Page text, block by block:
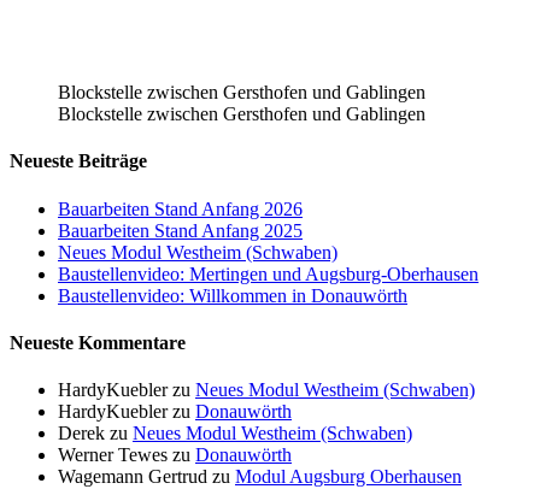
Blockstelle zwischen Gersthofen und Gablingen
Blockstelle zwischen Gersthofen und Gablingen
Neueste Beiträge
Bauarbeiten Stand Anfang 2026
Bauarbeiten Stand Anfang 2025
Neues Modul Westheim (Schwaben)
Baustellenvideo: Mertingen und Augsburg-Oberhausen
Baustellenvideo: Willkommen in Donauwörth
Neueste Kommentare
HardyKueblerzu Neues Modul Westheim (Schwaben)
HardyKueblerzu Donauwörth
Derek zu Neues Modul Westheim (Schwaben)
Werner Tewes zu Donauwörth
Wagemann Gertrud zu Modul Augsburg Oberhausen